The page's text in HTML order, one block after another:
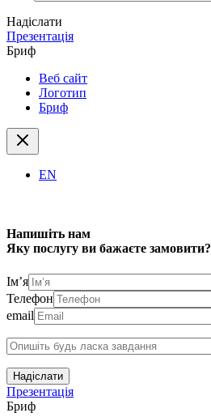
Надіслати
Презентація
Бриф
Веб сайт
Логотип
Бриф
EN
Напишіть нам
Яку послугу ви бажаєте замовити?
Ім’я
Телефон
email
Надіслати
Презентація
Бриф